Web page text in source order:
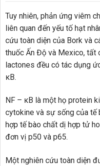
Tuy nhiên, phản ứng viêm
liên quan đến yếu tố hạt
cứu toàn diện của Bork và
thuốc Ấn Độ và Mexico, tất
lactones đều có tác dụng
κB.
NF – κB là một họ protein
cytokine và sự sống của tế
hợp tế bào chất dị hợp tử
đơn vị p50 và p65.
Một nghiên cứu toàn diện